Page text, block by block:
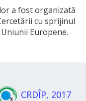
a fost organizată
cu sprijinul
Europene.
CRDÎP, 2017